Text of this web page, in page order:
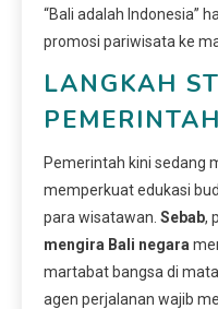
“Bali adalah Indonesia”
promosi pariwisata ke
LANGKAH
Pemerintah kini sedang
memperkuat edukasi
para wisatawan. Sebab,
mengira Bali negara
martabat bangsa di mata
agen perjalanan wajib